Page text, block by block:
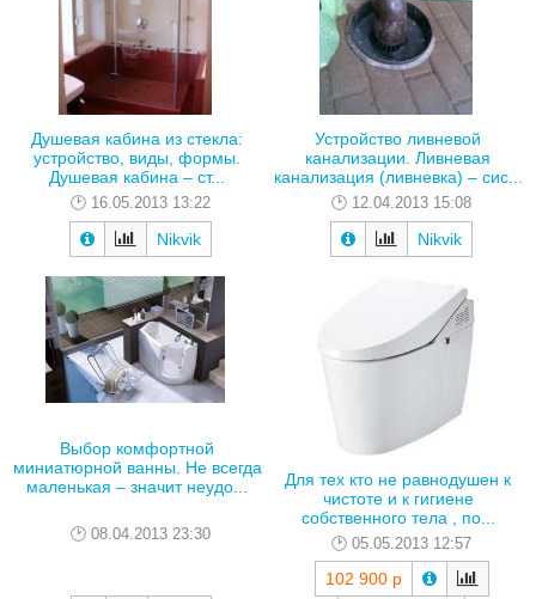
Душевая кабина из стекла:
устройство, виды, формы.
Душевая кабина – ст...
16.05.2013 13:22
Nikvik
Устройство ливневой
канализации. Ливневая
канализация (ливневка) – сис...
12.04.2013 15:08
Nikvik
Выбор комфортной
миниатюрной ванны. Не всегда
маленькая – значит неудо...
08.04.2013 23:30
Для тех кто не равнодушен к
чистоте и к гигиене
собственного тела , по...
05.05.2013 12:57
102 900 р